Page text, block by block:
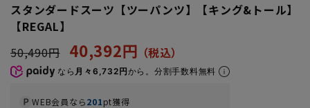
スタンダードスーツ【ツーパンツ】【キング&トール】
【REGAL】
50,490円
40,392円
なら 月々6,732円から。分割手数料無料
WEB会員なら201pt獲得